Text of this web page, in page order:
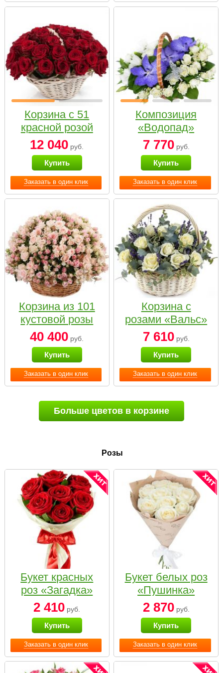
Заказать в один клик
Корзина с 51
красной розой
12 040 руб.
Купить
Заказать в один клик
Композиция
«Водопад»
7 770руб.
Купить
Заказать в один клик
Корзина из 101
кустовой розы
нежных тонов
40 400 руб.
Купить
Заказать в один клик
Корзина с
розами «Вальс»
7 610руб.
Купить
Больше цветов в корзине
Розы
Заказать в один клик
Букет красных
роз «Загадка»
2 410 руб.
Купить
Заказать в один клик
Букет белых роз
«Пушинка»
2 870руб.
Купить